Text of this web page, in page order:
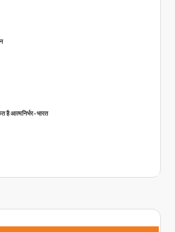
है आत्मनिर्भर-भारत